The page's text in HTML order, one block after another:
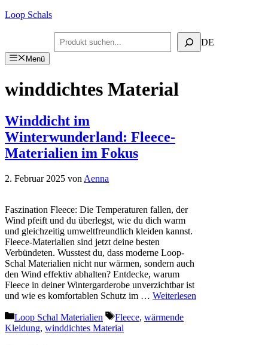
Zum
Loop Schals
Suchen DE
Menü
winddichtes Material
Winddicht im
Winterwunderland: Fleece-
Materialien im Fokus
2. Februar 2025 von Aenna
Faszination Fleece: Die Temperaturen fallen, der
Wind pfeift und du überlegst, wie du dich warm
und gleichzeitig umweltfreundlich kleiden kannst.
Fleece-Materialien sind jetzt deine besten
Verbündeten. Wusstest du, dass moderne Loop-
Schal Materialien nicht nur wärmen, sondern auch
den Wind effektiv abhalten? Entdecke, warum
Fleece in deiner Wintergarderobe unverzichtbar ist
und wie es komfortablen Schutz im … Weiterlesen
Kategorien
Loop Schal Materialien Schlagwörter
Fleece, wärmende
Kleidung, winddichtes Material